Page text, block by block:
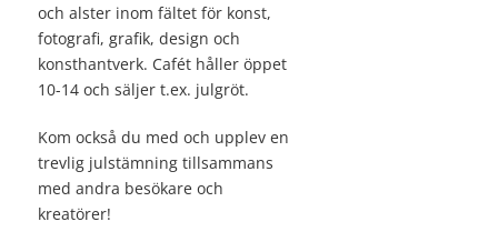
och alster inom fältet för konst,
fotografi, grafik, design och
konsthantverk. Cafét håller öppet
10-14 och säljer t.ex. julgröt.
Kom också du med och upplev en
trevlig julstämning tillsammans
med andra besökare och
kreatörer!